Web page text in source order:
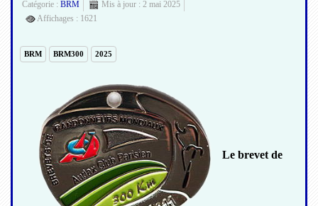
Catégorie : BRM
Mis à jour : 2 mai 2025
Affichages : 1621
BRM BRM300 2025
Le brevet de